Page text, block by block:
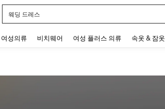
웨딩 드레스
여성의류 비치웨어 여성 플러스 의류 속옷 & 잠옷